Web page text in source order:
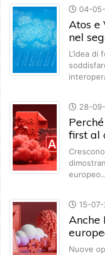
04-
Atos e
nel
L’idea
28-
first al
15-07-
Anche
Nuove